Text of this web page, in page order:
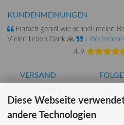
KUNDENMEINUNGEN
Einfach genial wie schnell meine
Vielen lieben Dank 🙏
»
4.9
VERSAND
Diese Webseite
andere Technologien